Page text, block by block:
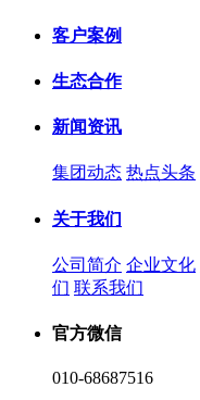
客户案例
生态合作
新闻资讯
集团动态 热点头条
关于我们
公司简介 企业文化
们 联系我们
官方微信
010-68687516